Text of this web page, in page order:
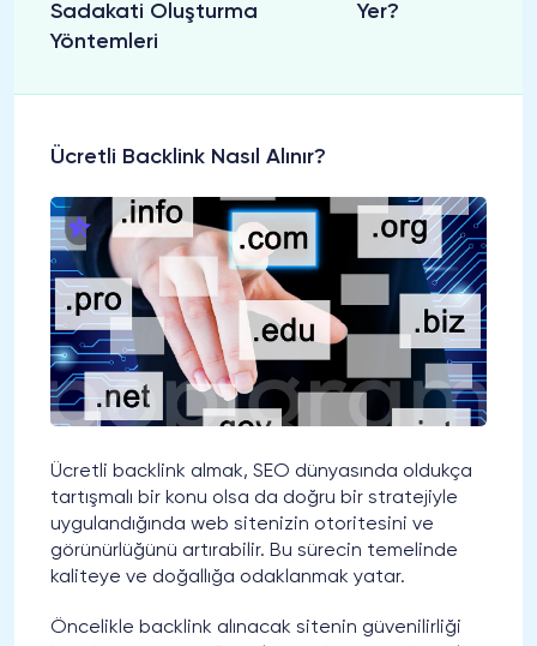
Sadakati Oluşturma
Yöntemleri
Yer?
Ücretli Backlink Nasıl Alınır?
Ücretli backlink almak, SEO dünyasında oldukça
tartışmalı bir konu olsa da doğru bir stratejiyle
uygulandığında web sitenizin otoritesini ve
görünürlüğünü artırabilir. Bu sürecin temelinde
kaliteye ve doğallığa odaklanmak yatar.
Öncelikle backlink alınacak sitenin güvenilirliği